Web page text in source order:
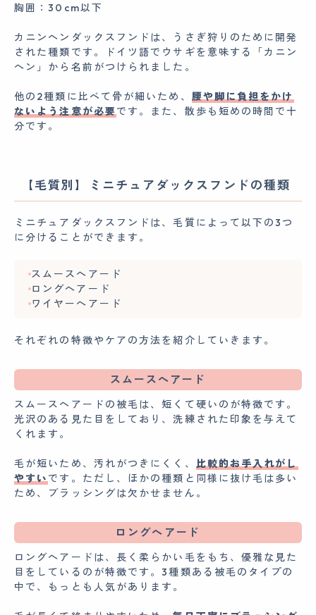
胸囲：30cm以下
カニンヘンダックスフンドは、うさぎ狩りのために開発
された種類です。ドイツ語でウサギを意味する「カニン
ヘン」から名前がつけられました。
他の2種類に比べて骨が細いため、 腰や脚に負担をかけ
ないよう注意が必要です。また、散歩も短めの時間で十
分です。
【毛質別】ミニチュアダックスフンドの種類
ミニチュアダックスフンドは、毛質によって以下の3つ
に分けることができます。
スムースヘアード
ロングヘアード
ワイヤーヘアード
それぞれの特徴やケアの方法を紹介していきます。
スムースヘアード
スムースヘアードの被毛は、短くて硬いのが特徴です。
光沢のある見た目をしており、洗練された印象を与えて
くれます。
毛が短いため、汚れがつきにくく、 比較的お手入れがし
やすいです。ただし、ほかの種類と同様に抜け毛は多い
ため、ブラッシングは欠かせません。
ロングヘアード
ロングヘアードは、長く柔らかい毛をもち、優雅な見た
目をしているのが特徴です。3種類ある被毛のタイプの
中で、もっとも人気があります。